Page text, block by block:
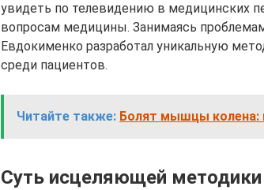
увидеть по телевидению в медицинских
вопросам медицины. Занимаясь
Евдокименко разработал уникальную
среди пациентов.
Читайте также: Болят мышцы колена:
Суть исцеляющей методики